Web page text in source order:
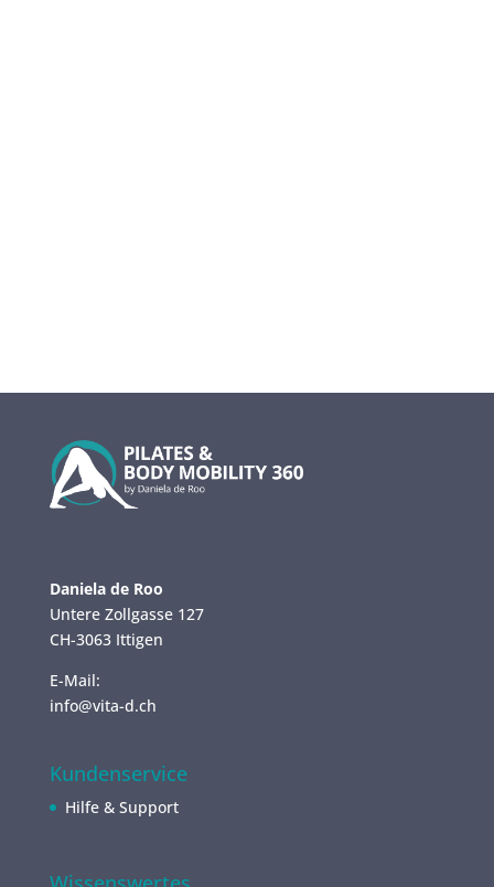
Daniela de Roo
Untere Zollgasse 127
CH-3063 Ittigen
E-Mail:
info@vita-d.ch
Kundenservice
Hilfe & Support